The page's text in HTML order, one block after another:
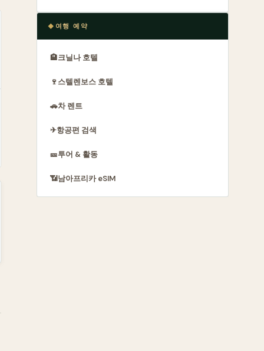
여행 예약
🏨크닐나 호텔
🍷 스텔렌보스 호텔
🚗차 렌트
✈항공편 검색
🎫투어 & 활동
📶남아프리카 eSIM